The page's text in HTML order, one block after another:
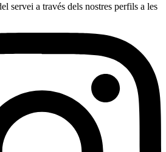
servei a través dels nostres perfils a les